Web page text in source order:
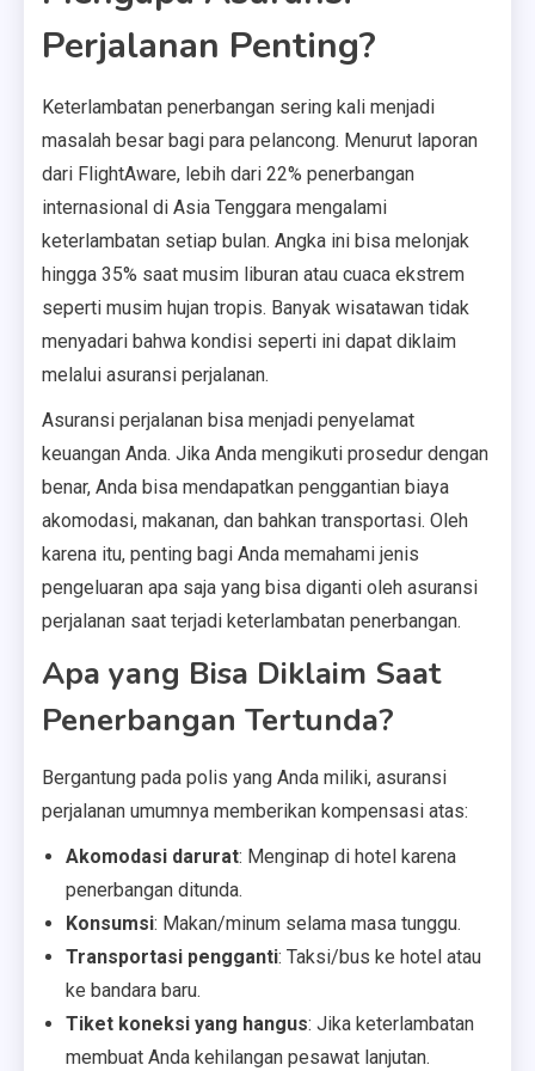
Perjalanan Penting?
Keterlambatan penerbangan sering kali menjadi
masalah besar bagi para pelancong. Menurut laporan
dari FlightAware, lebih dari 22% penerbangan
internasional di Asia Tenggara mengalami
keterlambatan setiap bulan. Angka ini bisa melonjak
hingga 35% saat musim liburan atau cuaca ekstrem
seperti musim hujan tropis. Banyak wisatawan tidak
menyadari bahwa kondisi seperti ini dapat diklaim
melalui asuransi perjalanan.
Asuransi perjalanan bisa menjadi penyelamat
keuangan Anda. Jika Anda mengikuti prosedur dengan
benar, Anda bisa mendapatkan penggantian biaya
akomodasi, makanan, dan bahkan transportasi. Oleh
karena itu, penting bagi Anda memahami jenis
pengeluaran apa saja yang bisa diganti oleh asuransi
perjalanan saat terjadi keterlambatan penerbangan.
Apa yang Bisa Diklaim Saat
Penerbangan Tertunda?
Bergantung pada polis yang Anda miliki, asuransi
perjalanan umumnya memberikan kompensasi atas:
Akomodasi darurat: Menginap di hotel karena
penerbangan ditunda.
Konsumsi: Makan/minum selama masa tunggu.
Transportasi pengganti: Taksi/bus ke hotel atau
ke bandara baru.
Tiket koneksi yang hangus: Jika keterlambatan
membuat Anda kehilangan pesawat lanjutan.